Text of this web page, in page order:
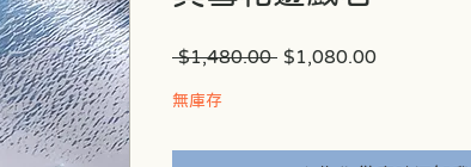
$1,480.00 一$1,080.00促
無庫存